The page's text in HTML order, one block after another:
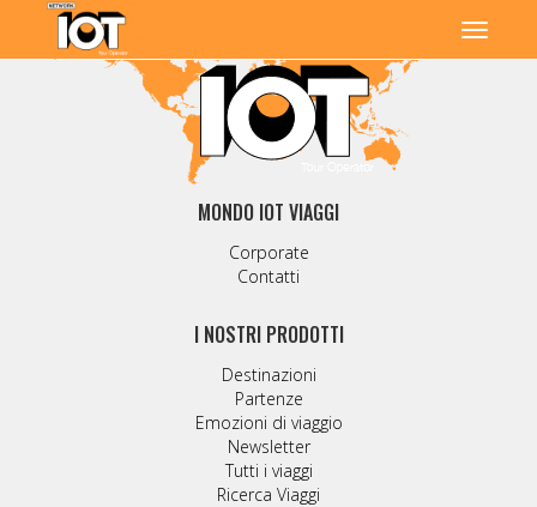
MONDO IOT VIAGGI
Corporate
Contatti
I NOSTRI PRODOTTI
Destinazioni
Partenze
Emozioni di viaggio
Newsletter
Tutti i viaggi
Ricerca Viaggi